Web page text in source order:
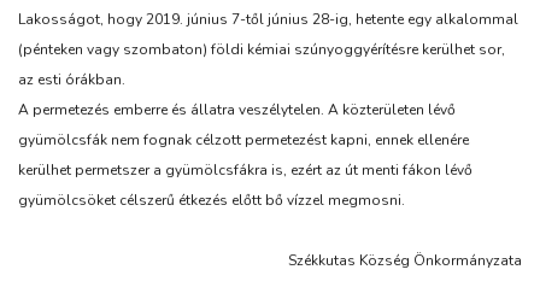
Lakosságot, hogy 2019. június 7-től június 28-ig, hetente egy alkalommal
(pénteken vagy szombaton) földi kémiai szúnyoggyérítésre kerülhet sor,
az esti órákban.
A permetezés emberre és állatra veszélytelen. A közterületen lévő
gyümölcsfák nem fognak célzott permetezést kapni, ennek ellenére
kerülhet permetszer a gyümölcsfákra is, ezért az út menti fákon lévő
gyümölcsöket célszerű étkezés előtt bő vízzel megmosni.
Székkutas Község Önkormányzata